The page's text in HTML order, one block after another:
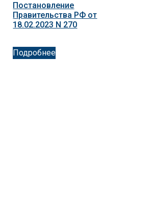
Постановление
Правительства РФ от
18.02.2023 N 270
Подробнее